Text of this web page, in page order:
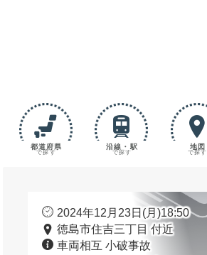
都道府県
で探す
沿線・駅
で探す
地図
で探す
2024年12月23日(月)18:50
徳島市住吉三丁目 付近
車両相互 小破事故